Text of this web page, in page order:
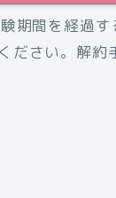
期間を経過す
ださい。解約